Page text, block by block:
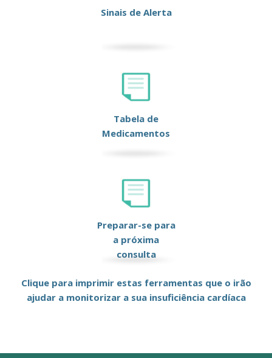
Sinais de Alerta
Tabela de
Medicamentos
Preparar-se para
a próxima
consulta
Clique para imprimir estas ferramentas que o irão
ajudar a monitorizar a sua insuficiência cardíaca